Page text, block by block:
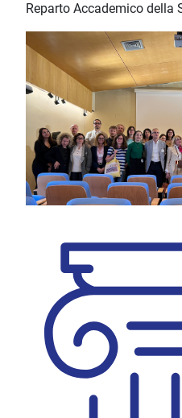
Reparto Accademico della